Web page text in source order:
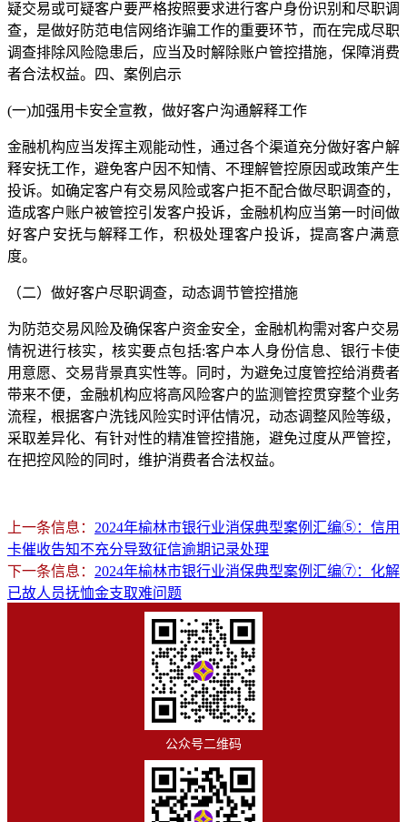
疑交易或可疑客户要严格按照要求进行客户身份识别和尽职调
查，是做好防范电信网络诈骗工作的重要环节，而在完成尽职
调查排除风险隐患后，应当及时解除账户管控措施，保障消费
者合法权益。四、案例启示
(一)加强用卡安全宣教，做好客户沟通解释工作
金融机构应当发挥主观能动性，通过各个渠道充分做好客户解
释安抚工作，避免客户因不知情、不理解管控原因或政策产生
投诉。如确定客户有交易风险或客户拒不配合做尽职调查的，
造成客户账户被管控引发客户投诉，金融机构应当第一时间做
好客户安抚与解释工作，积极处理客户投诉，提高客户满意
度。
（二）做好客户尽职调查，动态调节管控措施
为防范交易风险及确保客户资金安全，金融机构需对客户交易
情祝进行核实，核实要点包括:客户本人身份信息、银行卡使
用意愿、交易背景真实性等。同时，为避免过度管控给消费者
带来不便，金融机构应将高风险客户的监测管控贯穿整个业务
流程，根据客户洗钱风险实时评估情况，动态调整风险等级，
采取差异化、有针对性的精准管控措施，避免过度从严管控，
在把控风险的同时，维护消费者合法权益。
上一条信息： 2024年榆林市银行业消保典型案例汇编⑤：信用
卡催收告知不充分导致征信逾期记录处理
下一条信息： 2024年榆林市银行业消保典型案例汇编⑦：化解
已故人员抚恤金支取难问题
公众号二维码